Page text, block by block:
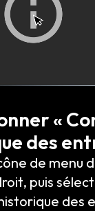
«
des
de menu
puis
des